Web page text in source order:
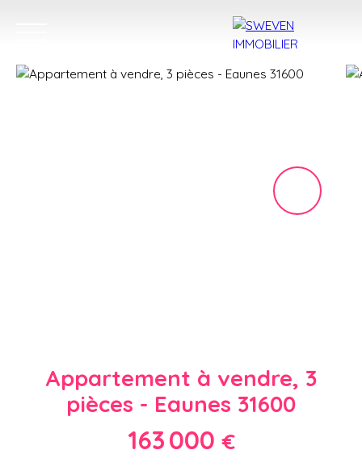
Appartement à vendre, 3
pièces - Eaunes 31600
163 000€